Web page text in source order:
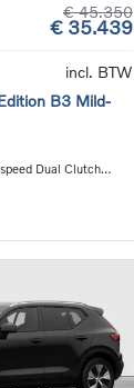
€ 45.350
€ 35.439
incl. BTW
B3 Mild-
Dual Clutch